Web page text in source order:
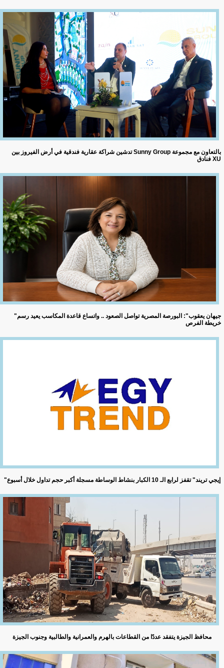
تدشين شراكة عقارية فندقية في أرض الفيروز بين Sunny Group بالتعاون مع مجموعة
فنادق XU
"جيهان يعقوب": البورصة المصرية تواصل الصعود .. واتساع قاعدة المكاسب يعيد رسم
خريطة الفرص
"إيجي تريند" تقفز لرابع الـ 10 الكبار بنشاط الوساطة مسجلة أكبر حجم تداول خلال أسبوع
محافظ الجيزة يتفقد عددًا من القطاعات بالهرم والعمرانية والطالبية وجنوب الجيزة